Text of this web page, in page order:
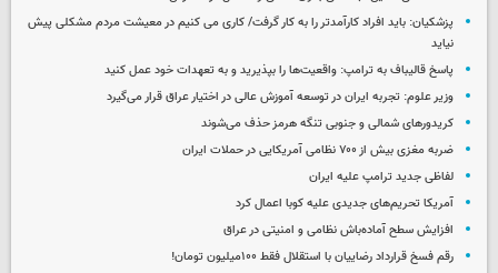
پزشکیان: باید افراد کارآمدتر را به کار گرفت/ کاری می کنیم در معیشت مردم مشکلی پیش
نیاید
پاسخ قالیباف به ترامپ: واقعیت‌ها را بپذیرید و به تعهدات خود عمل کنید
وزیر علوم: تجربه ایران در توسعه آموزش عالی در اختیار عراق قرار می‌گیرد
کریدورهای شمالی و جنوبی تنگه هرمز حذف می‌شوند
ضربه مغزی بیش از ۷۰۰ نظامی آمریکایی در حملات ایران
لفاظی جدید ترامپ علیه ایران
آمریکا تحریم‌های جدیدی علیه کوبا اعمال کرد
افزایش سطح آماده‌باش نظامی و امنیتی در عراق
رقم فسخ قرارداد رضاییان با استقلال فقط ۱۰۰میلیون تومان!